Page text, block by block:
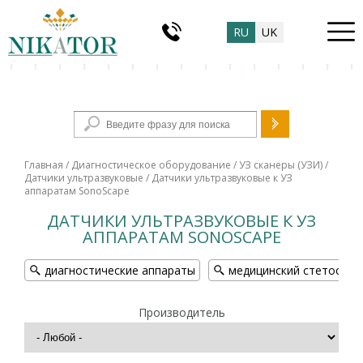
RU UK
Форма поиска
Главная / Диагностическое оборудование /УЗ сканеры (УЗИ)/
Датчики ультразвуковые / Датчики ультразвуковые к УЗ
аппаратам SonoScape
ДАТЧИКИ УЛЬТРАЗВУКОВЫЕ К УЗ
АППАРАТАМ SONOSCAPE
диагностические аппараты медицинский стетоскоп
Производитель